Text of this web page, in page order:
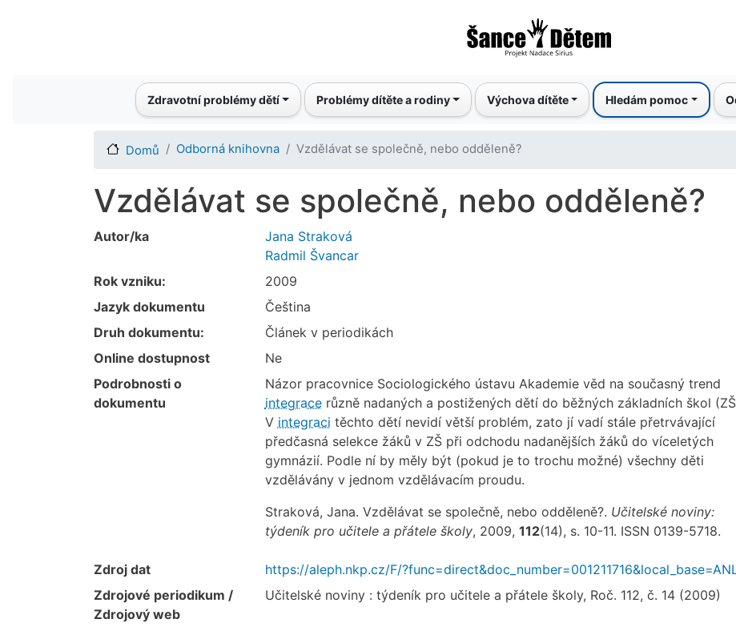
k
hlavnímu
Main navigationZdravotní problémy dětí Problémy dítěte a rodiny Výchova dítěte Hledám pomoc
Domů Odborná knihovna Vzdělávat se společně, nebo odděleně?
Vzdělávat se společně, nebo odděleně?
Autor/ka
Jana Straková
Radmil Švancar
Rok vzniku:
2009
Jazyk dokumentu
Čeština
Druh dokumentu:
Článek v periodikách
Online dostupnost
Ne
Podrobnosti o
dokumentu
Názor pracovnice Sociologického ústavu Akademie věd na současný trend
integracerůzně nadaných a postižených dětí do běžných základních škol
V integraci těchto dětí nevidí větší problém, zato jí vadí stále přetrvávající
předčasná selekce žáků v ZŠ při odchodu nadanějších žáků do víceletých
gymnázií. Podle ní by měly být (pokud je to trochu možné) všechny děti
vzdělávány v jednom vzdělávacím proudu.
Straková, Jana. Vzdělávat se společně, nebo odděleně?. Učitelské noviny:
týdeník pro učitele a přátele školy, 2009, 112(14), s. 10-11. ISSN 0139-5718.
Zdroj dat
https://aleph.nkp.cz/F/
Zdrojové periodikum /
Zdrojový web
Učitelské noviny : týdeník pro učitele a přátele školy, Roč. 112, č. 14 (2009)